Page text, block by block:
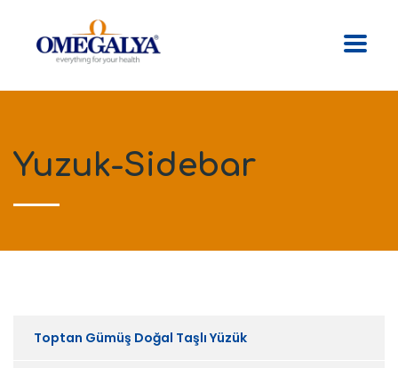
Yuzuk-Sidebar
Toptan Gümüş Doğal Taşlı Yüzük